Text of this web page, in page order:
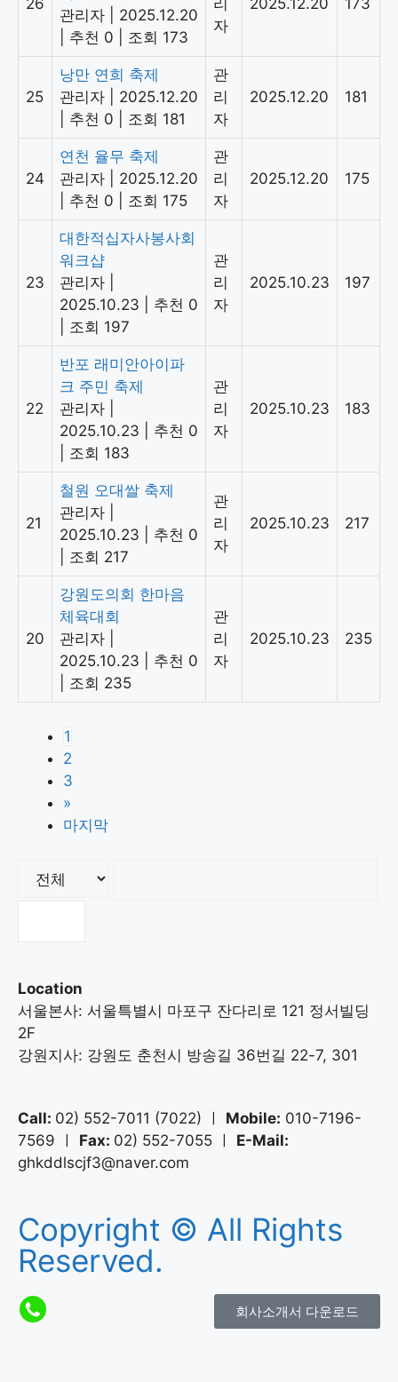
26
관리자
2025.12.20
추천 0 조회 173
리
자
2025.12.20 173
25
낭만 연희 축제
관리자
2025.12.20
추천 0 조회 181
관
리
자
2025.12.20 181
24
연천 율무 축제
관리자
2025.12.20
추천 0 조회 175
관
리
자
2025.12.20 175
23
대한적십자사봉사회
워크샵
관리자
2025.10.23
추천 0
조회 197
관
리
자
2025.10.23 197
22
반포 래미안아이파
크 주민 축제
관리자
2025.10.23
추천 0
조회 183
관
리
자
2025.10.23 183
21
철원 오대쌀 축제
관리자
2025.10.23
추천 0
조회 217
관
리
자
2025.10.23 217
20
강원도의회 한마음
체육대회
관리자
2025.10.23
추천 0
조회 235
관
리
자
2025.10.23 235
1
2
3
»
마지막
Location
서울본사: 서울특별시 마포구 잔다리로 121 정서빌딩
2F
강원지사: 강원도 춘천시 방송길 36번길 22-7, 301
Call: 02) 552-7011 (7022) ㅣ Mobile: 010-7196-
7569 ㅣ Fax: 02) 552-7055 ㅣ E-Mail:
ghkddlscjf3@naver.com
Copyright © All Rights
Reserved.
회사소개서 다운로드